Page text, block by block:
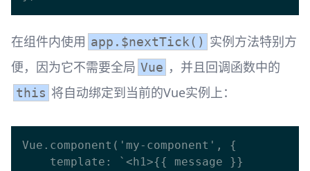
在组件内使用 app.$nextTick() 实例方法特别方
便，因为它不需要全局 Vue ，并且回调函数中的
this 将自动绑定到当前的Vue实例上：
Vue.component('my-component', {